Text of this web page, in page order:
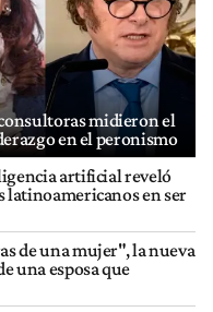
midieron el
en el peronismo
artificial reveló
latinoamericanos en ser
de una mujer", la nueva
una esposa que